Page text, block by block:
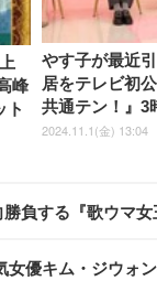
峰
ト
やす子が最近
居をテレビ初
共通テン！』3
2024.11.1(金) 13:04
負する『歌ウマ
優キム・ジウォ